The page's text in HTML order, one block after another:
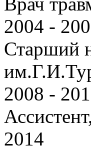
2004 -
Старший
2008 -
2014